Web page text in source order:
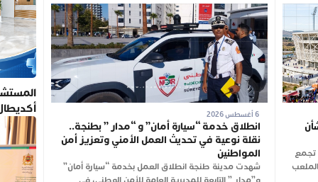
تجمع
الجاري بالملعب
6 أغسطس 2026
انطلاق خدمة “سيارة أمان” و “مدار ” بطنجة..
نقلة نوعية في تحديث العمل الأمني وتعزيز أمن
المواطنين
شهدت مدينة طنجة انطلاق العمل بخدمة “سيارة أمان”
تلتزم